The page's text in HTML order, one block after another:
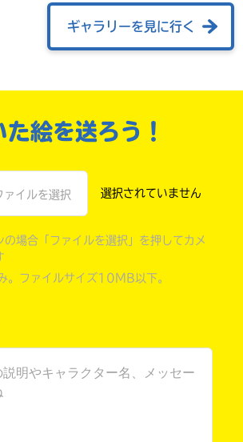
ギャラリーを見に行く
た絵を送ろう！
ァイルを選択
場合「ファイルを選択」を押してカメ
ファイルサイズ10MB以下。